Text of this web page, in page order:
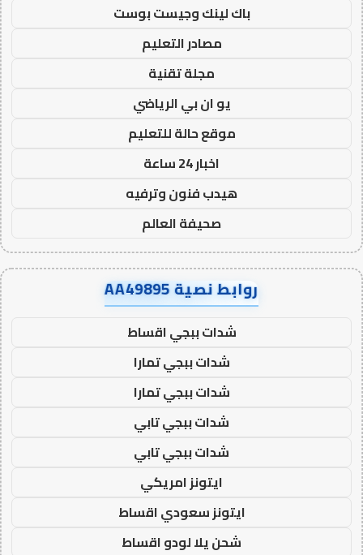
باك لينك وجيست بوست
مصادر التعليم
مجلة تقنية
يو ان بي الرياضي
موقع حالة للتعليم
اخبار 24 ساعة
هيدب فنون وترفيه
صحيفة العالم
روابط نصية AA49895
شدات ببجي اقساط
شدات ببجي تمارا
شدات ببجي تمارا
شدات ببجي تابي
شدات ببجي تابي
ايتونز امريكي
ايتونز سعودي اقساط
شحن يلا لودو اقساط